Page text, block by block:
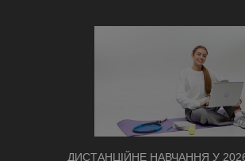
ДИСТАНЦІЙНЕ НАВЧАННЯ У